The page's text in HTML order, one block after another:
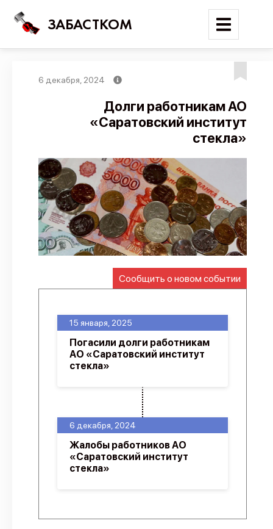
ЗАБАСТКОМ
Поиск
Карта событий
Трудовые конфликты
Отчеты
Предложить публикацию
Справочник
API
О проекте
6 декабря, 2024
Долги работникам АО
«Саратовский институт
стекла»
Сообщить о новом событии
6 декабря, 2024
Жалобы работников АО
«Саратовский институт
стекла»
15 января, 2025
Погасили долги работникам
АО «Саратовский институт
стекла»